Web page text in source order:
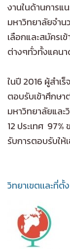
งานในด้านการแ
มหาวิทยาลัยจำ
เลือกและสมัครเ
ต่างๆทั่วทั้งแคนา
ในปี 2016 ผู้สำเ
ตอบรับเข้าศึกษ
มหาวิทยาลัยและ
12 ประเทศ 97%
รับการตอบรับให้
วิทยาเขตเเละที่ตั้ง